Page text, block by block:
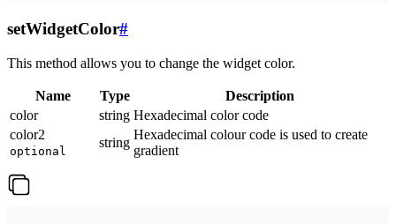
setWidgetColor#
This method allows you to change the widget color.
Name Type
Description
color
string Hexadecimal color code
color2
optional
string
Hexadecimal colour code is used to create
gradient